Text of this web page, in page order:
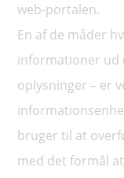
web-portalen.
En af de måder
informationer ud
oplysninger – er
bruger til at
med det formål